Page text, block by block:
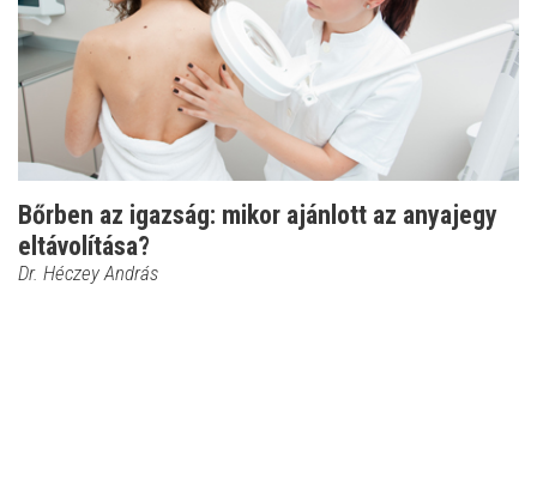
Bőrben az igazság: mikor ajánlott az anyajegy
eltávolítása?
Dr. Héczey András